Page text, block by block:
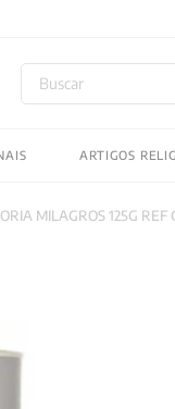
Buscar
ARTIGOS
MILAGROS 125G REF